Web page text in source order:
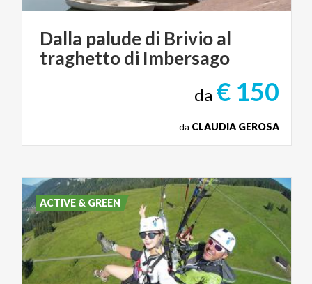
Dalla paludedi Brivioal
traghettodi Imbersago
da € 150
da CLAUDIA GEROSA
ACTIVE & GREEN